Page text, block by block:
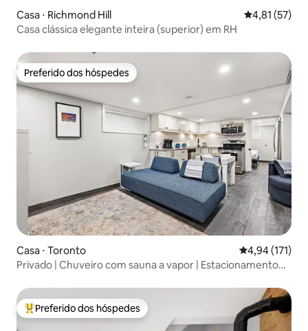
Casa ⋅ Richmond Hill 4,81 de uma
4,81 (57)
Casa clássica elegante inteira (superior) em RH
Preferido dos hóspedes
Preferido dos hóspedes
Casa ⋅ Toronto 4,94 de uma
4,94 (171)
Privado | Chuveiro com sauna a vapor | Estacionamento
Entre os melhores preferidos dos hóspedes
Preferido dos hóspedes